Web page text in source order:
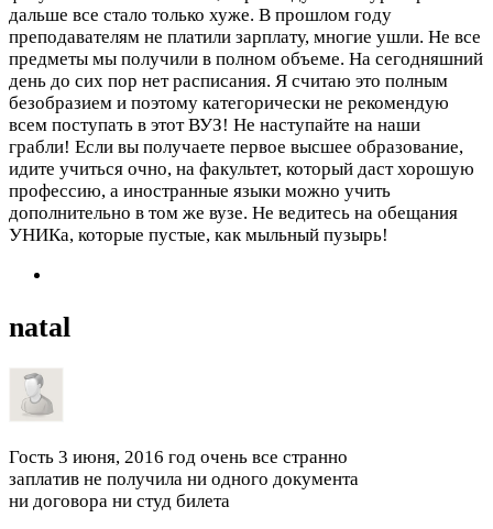
дальше все стало только хуже. В прошлом году
преподавателям не платили зарплату, многие ушли. Не все
предметы мы получили в полном объеме. На сегодняшний
день до сих пор нет расписания. Я считаю это полным
безобразием и поэтому категорически не рекомендую
всем поступать в этот ВУЗ! Не наступайте на наши
грабли! Если вы получаете первое высшее образование,
идите учиться очно, на факультет, который даст хорошую
профессию, а иностранные языки можно учить
дополнительно в том же вузе. Не ведитесь на обещания
УНИКа, которые пустые, как мыльный пузырь!
natal
Гость 3 июня, 2016 год очень все странно
заплатив не получила ни одного документа
ни договора ни студ билета